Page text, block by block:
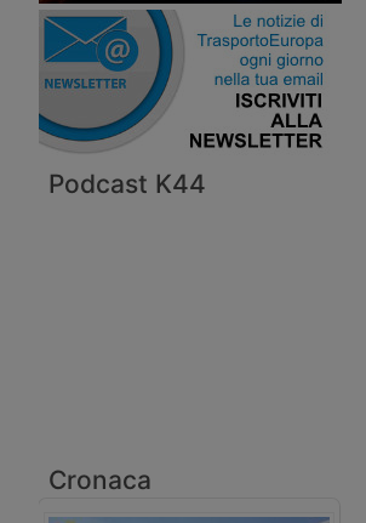
Podcast K44
Cronaca